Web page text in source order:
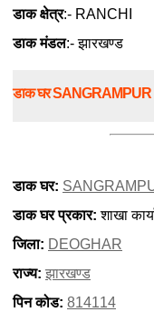
डाक क्षेत्र:- RANCHI
डाक मंडल:- झारखण्ड
डाक घर
डाक घर:
डाक घर प्रकार: शाखा
जिला: DEOGHAR
राज्य: झारखण्ड
पिन कोड: 814114